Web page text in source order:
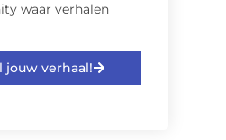
waar verhalen
jouw verhaal!